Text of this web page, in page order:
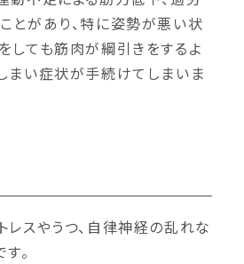
とがあり、特に姿勢が悪い状
しても筋肉が綱引きをするよ
まい症状が手続けてしまいま
レスやうつ、自律神経の乱れな
。